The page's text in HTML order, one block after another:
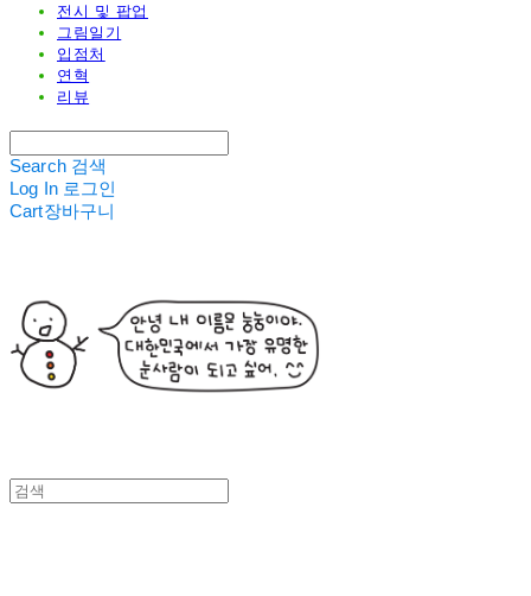
전시 및 팝업
그림일기
입점처
연혁
리뷰
Search 검색
Log In 로그인
Cart장바구니